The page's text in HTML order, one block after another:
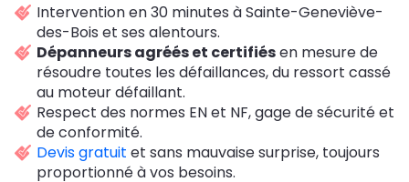
Intervention en 30 minutes à Sainte-Geneviève-
des-Bois et ses alentours.
Dépanneurs agréés et certifiésen mesure de
résoudre toutes les défaillances, du ressort cassé
au moteur défaillant.
Respect des normes EN et NF, gage de sécurité et
de conformité.
Devis gratuit et sans mauvaise surprise, toujours
proportionné à vos besoins.